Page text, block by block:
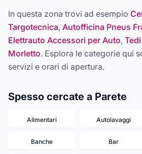
In questa zona trovi ad esempio
Targotecnica, Autofficina Pneus
Elettrauto Accessori per Auto,
Morletto. Esplora le categorie qui
servizi e orari di apertura.
Spesso cercate a Parete
Alimentari Autolavaggi
Banche Bar